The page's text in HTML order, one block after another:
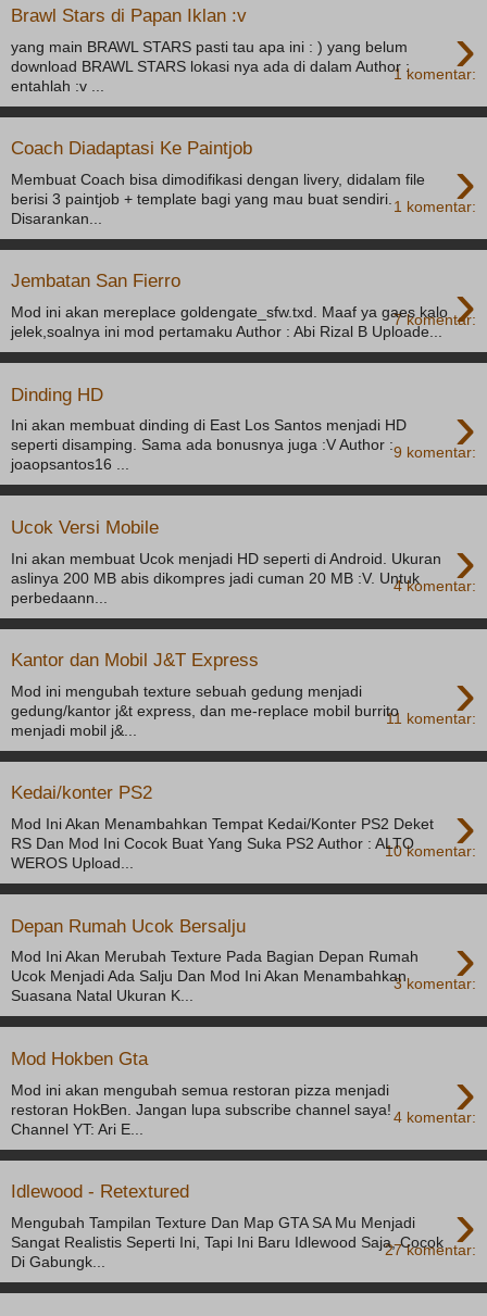
Brawl Stars di Papan Iklan :v ›
yang main BRAWL STARS pasti tau apa ini : ) yang belum
download BRAWL STARS lokasi nya ada di dalam Author :
entahlah :v ...
1 komentar:
Coach Diadaptasi Ke Paintjob ›
Membuat Coach bisa dimodifikasi dengan livery, didalam file
berisi 3 paintjob + template bagi yang mau buat sendiri.
Disarankan...
1 komentar:
Jembatan San Fierro ›
Mod ini akan mereplace goldengate_sfw.txd. Maaf ya gaes kalo
jelek,soalnya ini mod pertamaku Author : Abi Rizal B Uploade...
7 komentar:
Dinding HD ›
Ini akan membuat dinding di East Los Santos menjadi HD
seperti disamping. Sama ada bonusnya juga :V Author :
joaopsantos16 ...
9 komentar:
Ucok Versi Mobile ›
Ini akan membuat Ucok menjadi HD seperti di Android. Ukuran
aslinya 200 MB abis dikompres jadi cuman 20 MB :V. Untuk
perbedaann...
4 komentar:
Kantor dan Mobil J&T Express ›
Mod ini mengubah texture sebuah gedung menjadi
gedung/kantor j&t express, dan me-replace mobil burrito
menjadi mobil j&...
11 komentar:
Kedai/konter PS2 ›
Mod Ini Akan Menambahkan Tempat Kedai/Konter PS2 Deket
RS Dan Mod Ini Cocok Buat Yang Suka PS2 Author : ALTO
WEROS Upload...
10 komentar:
Depan Rumah Ucok Bersalju ›
Mod Ini Akan Merubah Texture Pada Bagian Depan Rumah
Ucok Menjadi Ada Salju Dan Mod Ini Akan Menambahkan
Suasana Natal Ukuran K...
3 komentar:
Mod Hokben Gta ›
Mod ini akan mengubah semua restoran pizza menjadi
restoran HokBen. Jangan lupa subscribe channel saya!
Channel YT: Ari E...
4 komentar:
Idlewood - Retextured ›
Mengubah Tampilan Texture Dan Map GTA SA Mu Menjadi
Sangat Realistis Seperti Ini, Tapi Ini Baru Idlewood Saja, Cocok
Di Gabungk...
27 komentar: